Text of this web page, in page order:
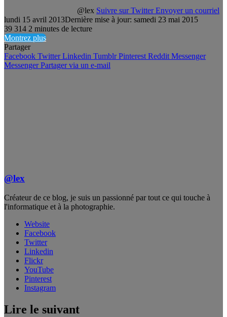
@lex Suivre sur Twitter Envoyer un courriel
lundi 15 avril 2013Dernière mise à jour: samedi 23 mai 2015
39 314 2 minutes de lecture
Montrez plus
Partager
Facebook Twitter Linkedin Tumblr Pinterest Reddit Messenger
Messenger Partager via un e-mail
@lex
Créateur de ce blog, je suis un passionné par tout ce qui touche à
l'informatique et à la photographie.
Website
Facebook
Twitter
Linkedin
Flickr
YouTube
Pinterest
Instagram
Lire le suivant